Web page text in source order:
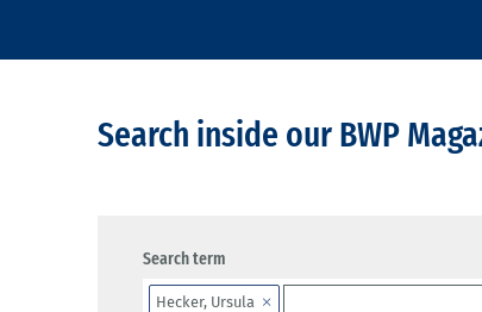
Search inside our BWP
Search term
Hecker, Ursula